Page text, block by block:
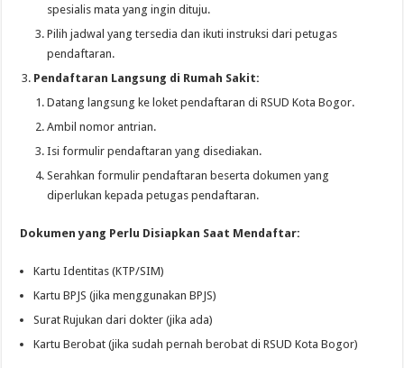
spesialis mata yang ingin dituju.
Pilih jadwal yang tersedia dan ikuti instruksi dari petugas
pendaftaran.
Pendaftaran Langsung di Rumah Sakit:
Datang langsung ke loket pendaftaran di RSUD Kota Bogor.
Ambil nomor antrian.
Isi formulir pendaftaran yang disediakan.
Serahkan formulir pendaftaran beserta dokumen yang
diperlukan kepada petugas pendaftaran.
Dokumen yang Perlu Disiapkan Saat Mendaftar:
Kartu Identitas (KTP/SIM)
Kartu BPJS (jika menggunakan BPJS)
Surat Rujukan dari dokter (jika ada)
Kartu Berobat (jika sudah pernah berobat di RSUD Kota Bogor)